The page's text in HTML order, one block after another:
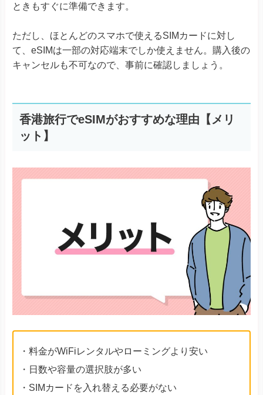
ときもすぐに準備できます。
ただし、ほとんどのスマホで使えるSIMカードに対し
て、eSIMは一部の対応端末でしか使えません。購入後の
キャンセルも不可なので、事前に確認しましょう。
香港旅行でeSIMがおすすめな理由【メリ
ット】
・料金がWiFiレンタルやローミングより安い
・日数や容量の選択肢が多い
・SIMカードを入れ替える必要がない